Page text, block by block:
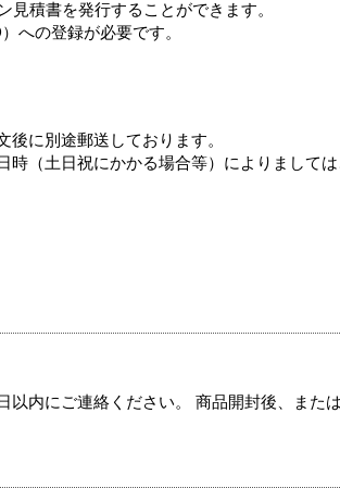
積書を発行することができます。
への登録が必要です。
に別途郵送しております。
（土日祝にかかる場合等）によりまして
内にご連絡ください。 商品開封後、また